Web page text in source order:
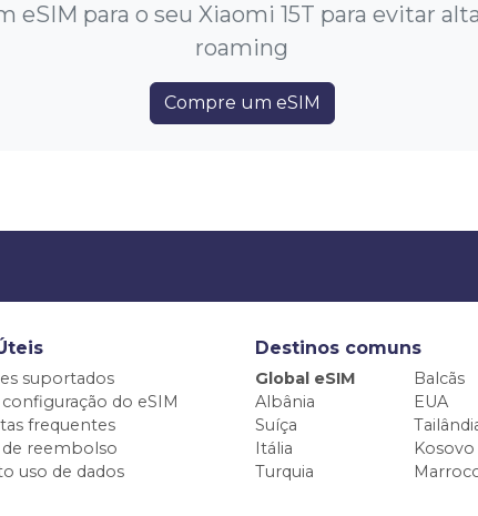
eSIM para o seu Xiaomi 15T para evitar
roaming
Compre um eSIM
suportados
configuração do eSIM
frequentes
de reembolso
uso de dados
Destinos comuns
Global eSIM
Balcãs
Albânia
EUA
Suíça
Itália
Kosovo
Turquia